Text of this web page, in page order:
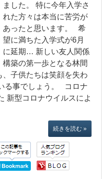
ました。 特に今年入学さ
れた方々は本当に苦労が
あったと思います。 希
望に満ちた入学式が6月
に延期… 新しい友人関係
構築の第一歩となる林間
子供たちは笑顔を失わ
る事でしょう。 コロナ
新型コロナウイルスによ
続きを読む »